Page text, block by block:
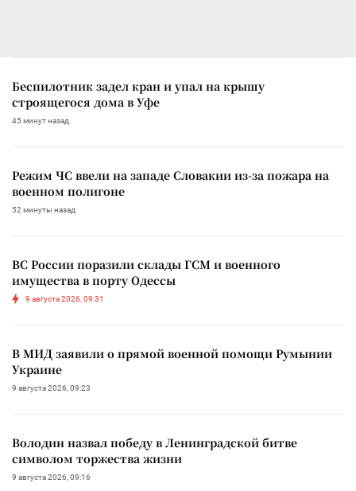
Беспилотник задел кран и упал на крышу
строящегося дома в Уфе
45 минут назад
Режим ЧС ввели на западе Словакии из-за пожара на
военном полигоне
52 минуты назад
ВС России поразили склады ГСМ и военного
имущества в порту Одессы
9 августа 2026, 09:31
В МИД заявили о прямой военной помощи Румынии
Украине
9 августа 2026, 09:23
Володин назвал победу в Ленинградской битве
символом торжества жизни
9 августа 2026, 09:16